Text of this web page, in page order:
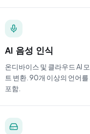
AI 음성 인식
온디바이스 및 클라우드 AI
트 변환. 90개 이상의 언어
포함.